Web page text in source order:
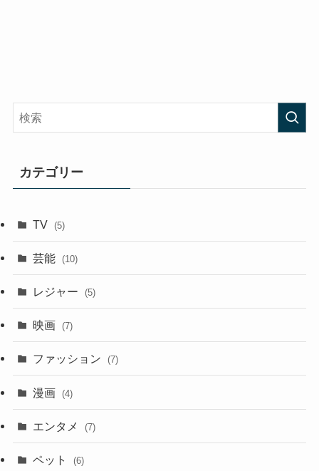
カテゴリー
TV (5)
芸能 (10)
レジャー (5)
映画 (7)
ファッション (7)
漫画 (4)
エンタメ (7)
ペット (6)